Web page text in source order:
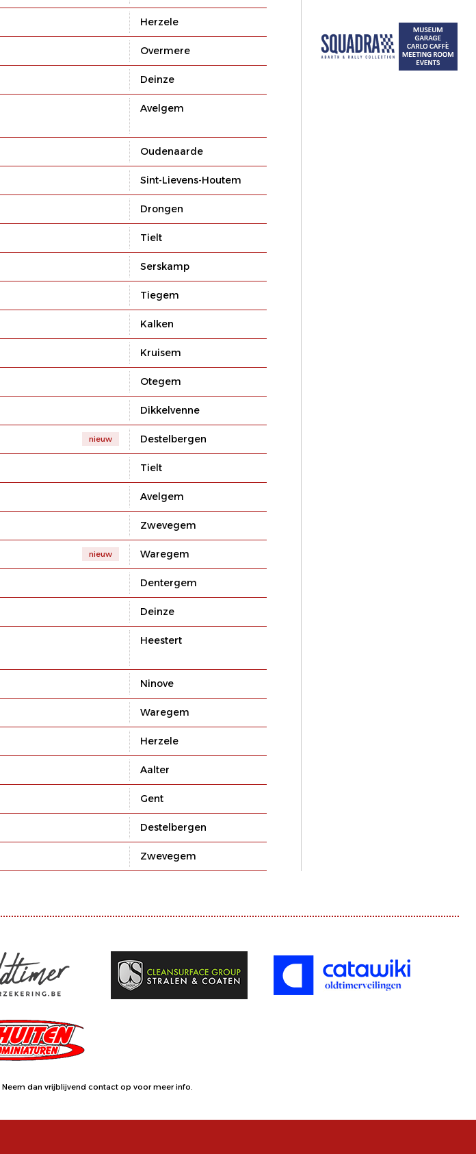
Herzele
Overmere
Deinze
Avelgem
Oudenaarde
Sint-Lievens-Houtem
Drongen
Tielt
Serskamp
Tiegem
Kalken
Kruisem
Otegem
Dikkelvenne
nieuw Destelbergen
Tielt
Avelgem
Zwevegem
nieuw Waregem
Dentergem
Deinze
Heestert
Ninove
Waregem
Herzele
Aalter
Gent
Destelbergen
Zwevegem
Neem dan vrijblijvend contact op voor meer info.